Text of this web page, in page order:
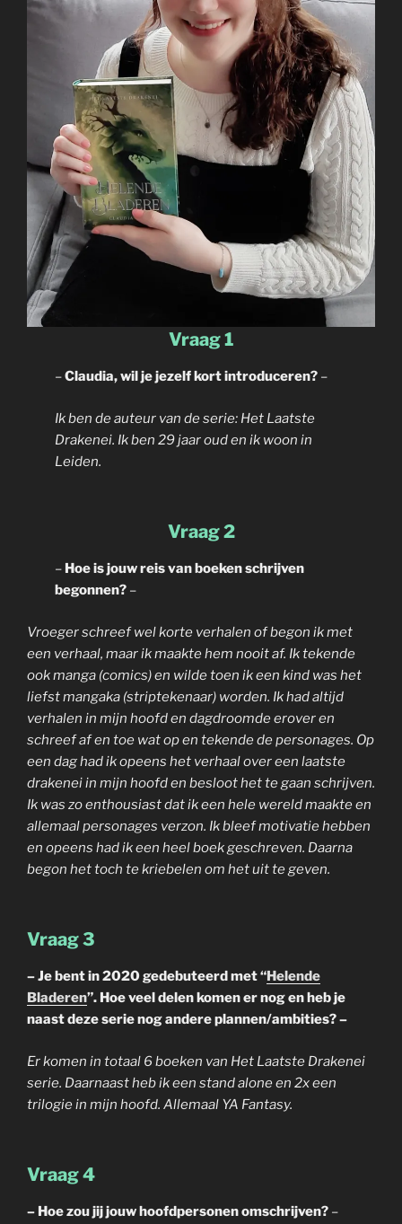
Vraag 1
–Claudia, wil je jezelf kort introduceren? –
Ik ben de auteur van de serie: Het Laatste
Drakenei. Ik ben 29 jaar oud en ik woon in
Leiden.
Vraag 2
– Hoe is jouw reis van boeken schrijven
begonnen? –
Vroeger schreef wel korte verhalen of begon ik met
een verhaal, maar ik maakte hem nooit af. Ik tekende
ook manga (comics) en wilde toen ik een kind was het
liefst mangaka (striptekenaar) worden. Ik had altijd
verhalen in mijn hoofd en dagdroomde erover en
schreef af en toe wat op en tekende de personages. Op
een dag had ik opeens het verhaal over een laatste
drakenei in mijn hoofd en besloot het te gaan schrijven.
Ik was zo enthousiast dat ik een hele wereld maakte en
allemaal personages verzon. Ik bleef motivatie hebben
en opeens had ik een heel boek geschreven. Daarna
begon het toch te kriebelen om het uit te geven.
Vraag 3
– Je bent in 2020 gedebuteerd met “ Helende
Bladeren”. Hoe veel delen komen er nog en heb je
naast deze serie nog andere plannen/ambities? –
Er komen in totaal 6 boeken van Het Laatste Drakenei
serie. Daarnaast heb ik een stand alone en 2x een
trilogie in mijn hoofd. Allemaal YA Fantasy.
Vraag 4
– Hoe zou jij jouw hoofdpersonen omschrijven? –